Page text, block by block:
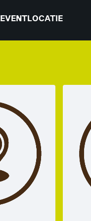
EVENTLOCATIE